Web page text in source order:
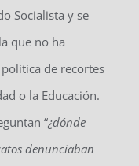
Socialista y se
que no ha
de recortes
o la Educación.
“¿dónde
denunciaban